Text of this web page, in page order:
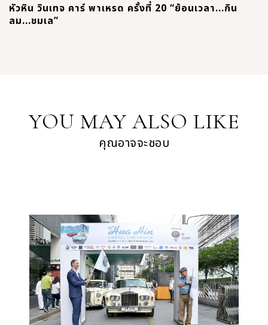
หัวหิน วินเทจ คาร์ พาเหรด ครั้งที่ 20 “ย้อนเวลา...กิน
ลม...ชมเล”
YOU MAY ALSO LIKE
คุณอาจจะชอบ